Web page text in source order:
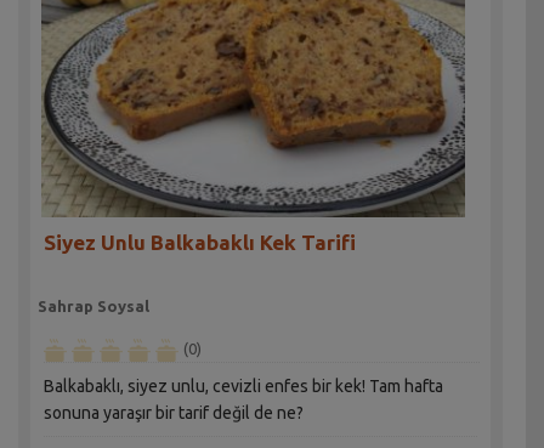
Siyez Unlu Balkabaklı Kek Tarifi
Sahrap Soysal
(0)
Balkabaklı, siyez unlu, cevizli enfes bir kek! Tam hafta
sonuna yaraşır bir tarif değil de ne?